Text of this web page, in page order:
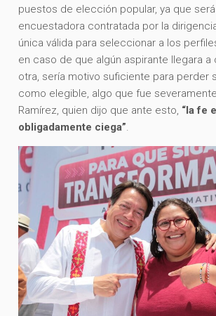
puestos de elección popular, ya que
encuestadora contratada por la
única válida para seleccionar a los
en caso de que algún aspirante llegara a
otra, sería motivo suficiente para perder
como elegible, algo que fue
Ramírez, quien dijo que ante esto, “la fe
obligadamente ciega”.